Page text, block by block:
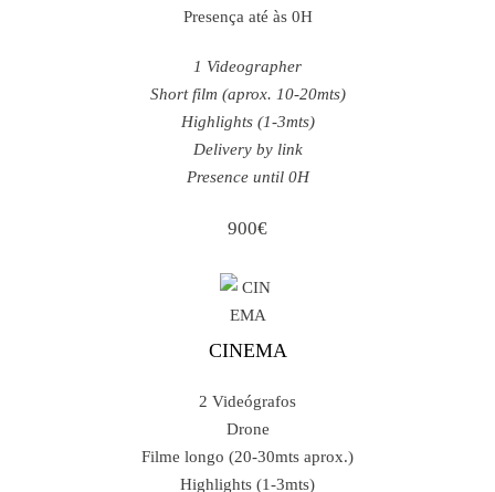
Presença até às 0H
1 Videographer
Short film (aprox. 10-20mts)
Highlights (1-3mts)
Delivery by link
Presence until 0H
900€
CINEMA
2 Videógrafos
Drone
Filme longo (20-30mts aprox.)
Highlights (1-3mts)